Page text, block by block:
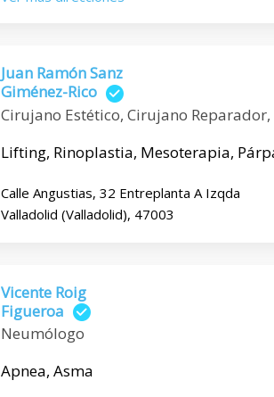
Juan Ramón Sanz
Giménez-Rico
Cirujano Estético, Cirujano
Lifting, Rinoplastia, Mesoterapia,
Calle Angustias, 32 Entreplanta A Izqda
Valladolid (Valladolid), 47003
Vicente Roig
Figueroa
Neumólogo
Apnea, Asma